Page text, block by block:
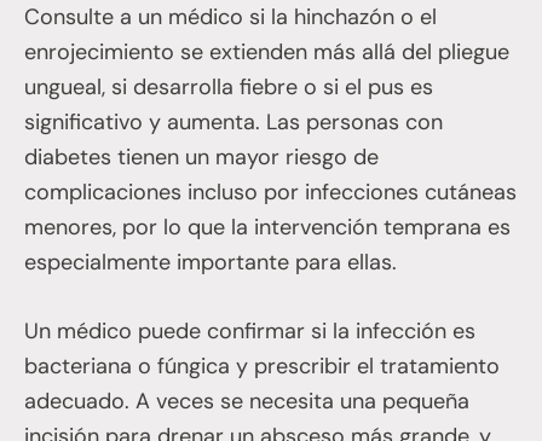
Consulte a un médico si la hinchazón o el
enrojecimiento se extienden más allá del pliegue
ungueal, si desarrolla fiebre o si el pus es
significativo y aumenta. Las personas con
diabetes tienen un mayor riesgo de
complicaciones incluso por infecciones cutáneas
menores, por lo que la intervención temprana es
especialmente importante para ellas.
Un médico puede confirmar si la infección es
bacteriana o fúngica y prescribir el tratamiento
adecuado. A veces se necesita una pequeña